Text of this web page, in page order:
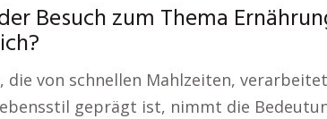
Besuch zum Thema
die von schnellen Mahlzeiten,
geprägt ist, nimmt die